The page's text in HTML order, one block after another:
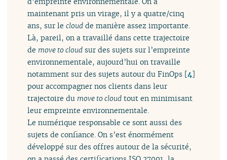
maintenant pris un virage, il y a quatre/cinq
ans, sur lecloud de manière assez importante.
Là, pareil, on a travaillé dans cette trajectoire
de move to cloud sur des sujets sur l’empreinte
environnementale, aujourd’hui on travaille
notamment sur des sujets autour du FinOps [4]
pour accompagner nos clients dans leur
trajectoire du move to cloud tout en minimisant
leur empreinte environnementale.
Le numérique responsable ce sont aussi des
sujets de confiance. On s’est énormément
développé sur des offres autour de la sécurité,